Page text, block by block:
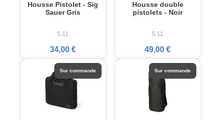
Housse Pistolet - Sig
Sauer Gris
5.11
34,00 €
Housse double
pistolets - Noir
5.11
49,00 €
Sur commande Sur commande